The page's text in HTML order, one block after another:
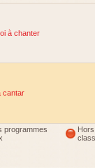
à chanter
cantar
programmes
Hors